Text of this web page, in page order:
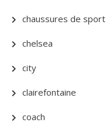
chaussures de sport
chelsea
city
clairefontaine
coach